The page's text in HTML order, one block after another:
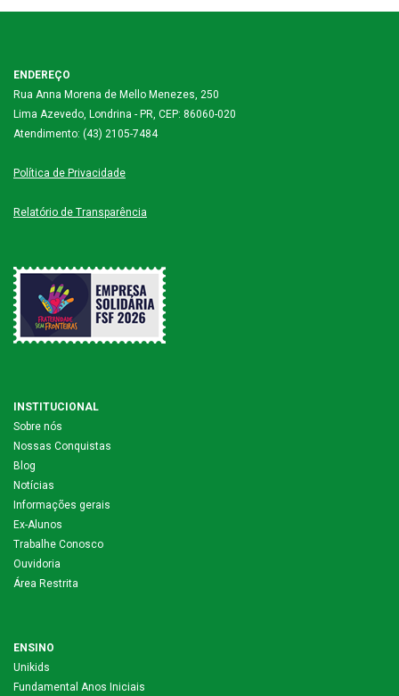
ENDEREÇO
Rua Anna Morena de Mello Menezes, 250
Lima Azevedo, Londrina - PR, CEP: 86060-020
Atendimento: (43) 2105-7484
Política de Privacidade
Relatório de Transparência
INSTITUCIONAL
Sobre nós
Nossas Conquistas
Blog
Notícias
Informações gerais
Ex-Alunos
Trabalhe Conosco
Ouvidoria
Área Restrita
ENSINO
Unikids
Fundamental Anos Iniciais